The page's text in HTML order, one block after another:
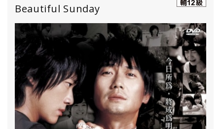
Beautiful Sunday